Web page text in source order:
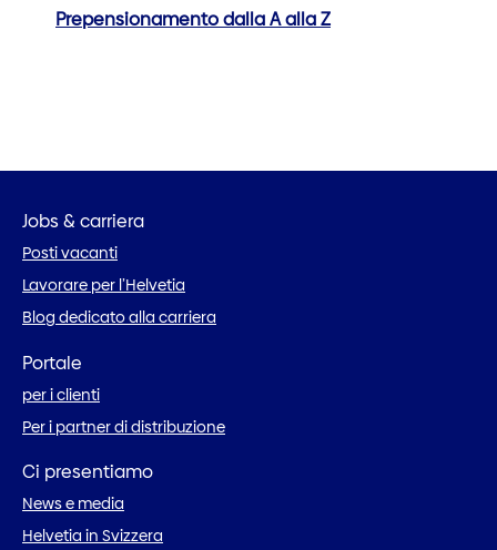
Prepensionamento dalla A alla Z
Jobs & carriera
Posti vacanti
Lavorare per l’Helvetia
Blog dedicato alla carriera
Portale
per i clienti
Per i partner di distribuzione
Ci presentiamo
News e media
Helvetia in Svizzera